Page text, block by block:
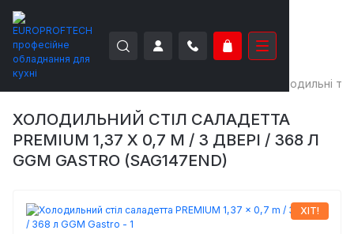
EUROPROFTECH Холодильні
ХОЛОДИЛЬНИЙ СТІЛ САЛАДЕТТА
PREMIUM 1,37 X 0,7 M / 3 ДВЕРІ / 368 Л
GGM GASTRO (SAG147END)
ХІТ!